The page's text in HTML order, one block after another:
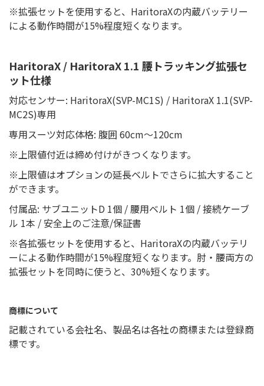
※拡張セットを使用すると、HaritoraXの内蔵バッテリー
による動作時間が15%程度短くなります。
HaritoraX / HaritoraX 1.1 腰トラッキング拡張セ
ット仕様
対応センサー: HaritoraX(SVP-MC1S) / HaritoraX 1.1(SVP-
MC2S)専用
専用スーツ対応体格: 腹囲 60cm～120cm
※上限値付近は締め付けがきつくなります。
※上限値はオプションの延長ベルトでさらに拡大すること
ができます。
付属品: サブユニットD 1個 / 腰用ベルト 1個 / 接続ケーブ
ル 1本 / 安全上のご注意/保証書
※各拡張セットを使用すると、HaritoraXの内蔵バッテリ
ーによる動作時間が15%程度短くなります。肘・腰両方の
拡張セットを同時に使うと、30%短くなります。
商標について
記載されている会社名、製品名は各社の商標または登録商
標です。